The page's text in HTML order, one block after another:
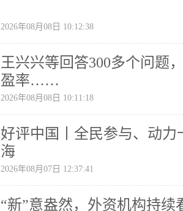
2026年08月08日 10:12:38
王兴兴等回答300多个问题
盈率……
2026年08月08日 10:11:18
好评中国丨全民参与、动力
海
2026年08月07日 12:37:41
“新”意盎然，外资机构持续